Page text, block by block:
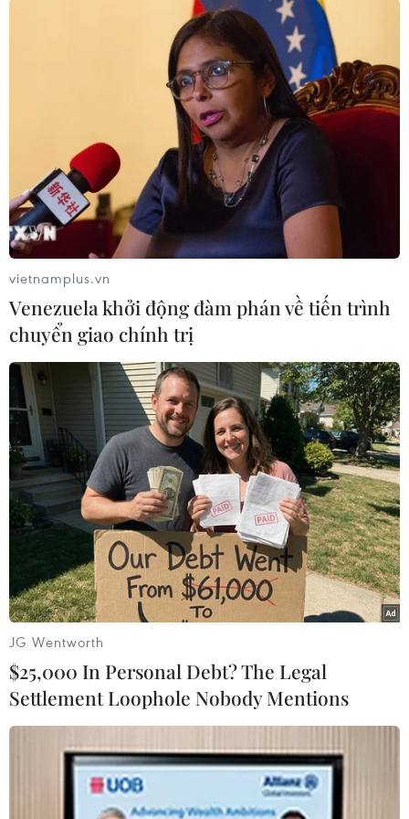
dòng vốn tích cực thay vì những sản phẩm đang
phải duy trì sự tồn tại dựa trên hy vọng đơn
Thị trường tiền điện tử
“bốc hơi” 80 tỷ USD do
ảnh hưởng căng thẳng
Mỹ-Iran
Thị trường tiền điện tử toàn cầu mất khoảng 80 tỷ
mới của Mỹ nhằm vào Iran, kéo theo làn sóng bán
tháo mạnh, khiến Bitcoin, Ethereum đồng loạt giảm
sâu
(TTXVN/Vietnam+)
#ETF #tiền điện tử #quỹ ETF
#BlackRock
#Fidelity
#thị trường Mỹ #đầu tư Mỹ
vietnamplus.vn
Venezuela khởi động đàm phán về tiến trình
chuyển giao chính trị
JG Wentworth
$25,000 In Personal Debt? The Legal
Settlement Loophole Nobody Mentions